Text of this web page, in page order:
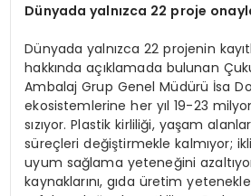
Dünyada yalnızca 22 proje
Dünyada yalnızca 22 projenin
hakkında açıklamada bulunan
Ambalaj Grup Genel Müdürü İsa
ekosistemlerine her yıl 19-23
sızıyor. Plastik kirliliği, yaşam
süreçleri değiştirmekle kalmıyor;
uyum sağlama yeteneğini
kaynaklarını, gıda üretim